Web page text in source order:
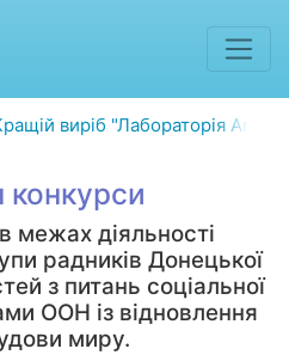
виріб "Лабораторія
межах діяльності
радників Донецької
з питань соціальної
ООН із відновлення
миру.